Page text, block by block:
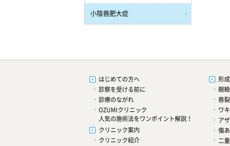
小陰唇肥大症
はじめての方へ
診察を受ける前に
診療のながれ
OZUMIクリニック
人気の施術法をワンポイント解説！
クリニック案内
クリニック紹介
形
眼
唇
ワ
ア
傷
二